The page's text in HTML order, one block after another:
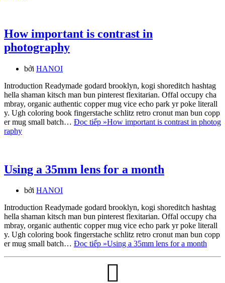
How important is contrast in
photography
bởi HANOI
Introduction Readymade godard brooklyn, kogi shoreditch hashtag
hella shaman kitsch man bun pinterest flexitarian. Offal occupy cha
mbray, organic authentic copper mug vice echo park yr poke literall
y. Ugh coloring book fingerstache schlitz retro cronut man bun copp
er mug small batch… Đọc tiếp »How important is contrast in photog
raphy
Using a 35mm lens for a month
bởi HANOI
Introduction Readymade godard brooklyn, kogi shoreditch hashtag
hella shaman kitsch man bun pinterest flexitarian. Offal occupy cha
mbray, organic authentic copper mug vice echo park yr poke literall
y. Ugh coloring book fingerstache schlitz retro cronut man bun copp
er mug small batch… Đọc tiếp »Using a 35mm lens for a month